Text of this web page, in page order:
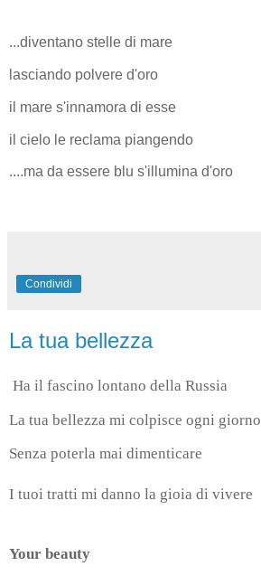
...diventano stelle di mare
lasciando polvere d'oro
il mare s'innamora di esse
il cielo le reclama piangendo
....ma da essere blu s'illumina d'oro
Condividi
La tua bellezza
Ha il fascino lontano della Russia
La tua bellezza mi colpisce ogni giorno
Senza poterla mai dimenticare
I tuoi tratti mi danno la gioia di vivere
Your beauty